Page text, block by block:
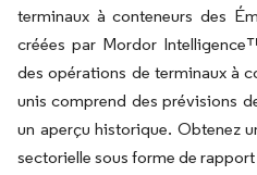
terminaux à conteneurs des
créées par Mordor
des opérations de terminaux à
unis comprend des prévisions
un aperçu historique. Obtenez
sectorielle sous forme de